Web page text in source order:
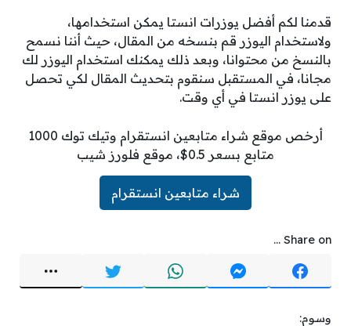
قدمنا لكم أفضل يوزرات انستا يمكن استخدامها،
ولاستخدام اليوزر قم بنسخه من المقال، حيث أننا نسمح
بالنسخ من محتوانا، وبعد ذلك يمكنك استخدام اليوزر لك
مجانا، في المستقبل سنقوم بتحديث المقال لكي تحصل
على يوزر انستا في أي وقت.
أرخص موقع شراء متابعين انستقرام وتيك توك 1000
متابع بسعر 0.5$، موقع فلورز شيب
شراء متابعين انستقرام
Share on ...
وسوم: